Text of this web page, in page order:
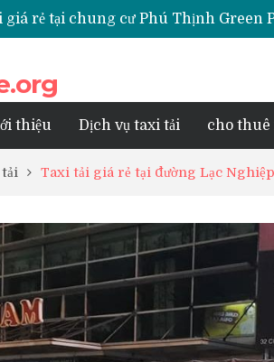
giá rẻ tại chung cư Park Kiara Hà
giá rẻ tại chung cư Grande Park Phú
giá rẻ tại chung cư BID Residence Tố
thiệu Dịch vụ taxi tải cho thuê
Taxi tải giá rẻ tại đường Lạc